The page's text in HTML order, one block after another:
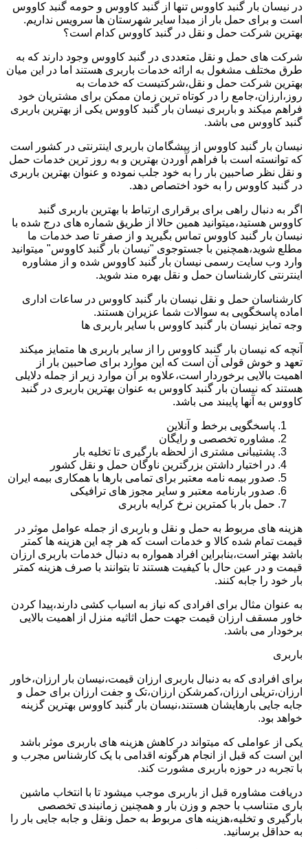
در نیسان بار گنبد کاووس تنها از گنبد کاووس و حومه گنبد کاووس
است و برای حمل بار از مبدا سایر شهرستان ها سرویس نداریم.
بهترین شرکت حمل و نقل در گنبد کاووس کدام است؟
شرکت های حمل و نقل متعددی در گنبد کاووس وجود دارند که به
طرق مختلف مشغول به ارائه خدمات باربری هستند اما در این میان
بهترین شرکت حمل و نقل،شرکتیست که خدمات به
روز،ارزان،جامع را در کوتاه ترین زمان ممکن برای مشتریان خود
فراهم میکند و باربری نیسان بار گنبد کاووس یکی از بهترین باربری
گنبد کاووس می باشد.
نیسان بار گنبد کاووس از پیشگامان باربری اینترنتی در کشور است
که توانسته است با فراهم آوردن بهترین و به روز ترین خدمات حمل
و نقل نظر صاحبین بار را به خود جلب نموده و عنوان بهترین باربری
در گنبد کاووس را به خود اختصاص دهد.
اگر به دنبال راهی برای برقراری ارتباط با بهترین باربری گنبد
کاووس هستید،میتوانید همین حالا از طریق شماره های درج شده با
نیسان بار گنبد کاووس تماس بگیرید و از صفر تا صد خدمات ما
مطلع شوید،همچنین با جستوجوی "نیسان بار گنبد کاووس" میتوانید
وارد وب سایت رسمی نیسان بار گنبد کاووس شده و از مشاوره
اینترنتی کارشناسان حمل و نقل بهره مند شوید.
کارشناسان حمل و نقل نیسان بار گنبد کاووس در ساعات اداری
اماده پاسخگویی به سوالات شما عزیران هستند.
وجه تمایز نیسان بار گنبد کاووس با سایر باربری ها
آنچه که نیسان بار گنبد کاووس را از سایر باربری ها متمایز میکند
تعهد و خوش قولی آن است که این موارد برای صاحبین بار از
اهمیت بالایی برخوردار است،علاوه بر آن موارد زیر از جمله دلایلی
هستند که نیسان بار گنبد کاووس به عنوان بهترین باربری در گنبد
کاووس به آنها پایبند می باشد.
پاسخگویی برخط و آنلاین
مشاوره تخصصی و رایگان
پشتیبانی مشتری از لحظه بارگیری تا تخلیه بار
در اختیار داشتن بزرگترین ناوگان حمل و نقل کشور
صدور بیمه نامه معتبر برای تمامی بارها با همکاری بیمه ایران
صدور بارنامه معتبر و سایر مجوز های ترافیکی
حمل بار با کمترین نرخ کرایه باربری
هزینه های مربوط به حمل و نقل و باربری از جمله عوامل موثر در
قیمت تمام شده کالا و خدمات است که هر چه این هزینه ها کمتر
باشد بهتر است،بنابراین افراد همواره به دنبال خدمات باربری ارزان
قیمت و در عین حال با کیفیت هستند تا بتوانند با صرف هزینه کمتر
بار خود را جابه کنند.
به عنوان مثال برای افرادی که نیاز به اسباب کشی دارند،پیدا کردن
خاور مسقف ارزان قیمت جهت حمل اثاثیه منزل از اهمیت بالایی
برخودار می باشد.
باربری
برای افرادی که به دنبال باربری ارزان قیمت،نیسان بار ارزان،خاور
ارزان،تریلی ارزان،کمرشکن ارزان،تک و جفت ارزان برای حمل و
جابه جایی بارهایشان هستند،نیسان بار گنبد کاووس بهترین گزینه
خواهد بود.
یکی از عواملی که میتواند در کاهش هزینه های باربری موثر باشد
این است که قبل از انجام هرگونه اقدامی با یک کارشناس مجرب و
با تجربه در حوزه باربری مشورت کند.
دریافت مشاوره قبل از باربری موجب میشود تا با انتخاب ماشین
باری متناسب با حجم و وزن بار و همچنین زمانبندی تخصصی
بارگیری و تخلیه،هزینه های مربوط به حمل ونقل و جابه جایی بار را
به حداقل برسانید.